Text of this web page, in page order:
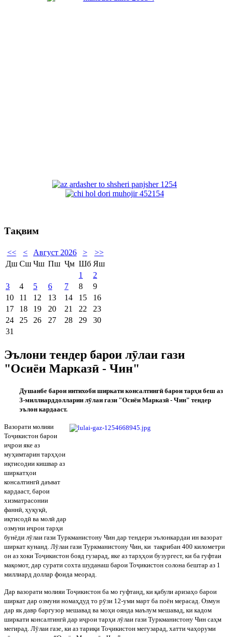
Тақвим
<< < Август 2026 >
>>
Дш Сш Чш Пш Ҷм Шб Яш
1
2
3
4 5 6 7 8
9
10
11 12 13 14 15
16
17
18 19 20 21 22
23
24
25 26 27 28 29
30
31
Эълони тендер барои лӯлаи гази
"Осиёи Марказӣ - Чин"
Душанбе барои интихоби ширкати консалтингӣ барои тарҳи беш аз
3-миллиарддолларии лӯлаи гази "Осиёи Марказӣ - Чин" тендер
эълон кардааст.
Вазорати молияи
Тоҷикистон барои
иҷрои яке аз
муҳимтарин тарҳҳои
иқтисодии кишвар аз
ширкатҳои
консалтингӣ даъват
кардааст, барои
хизматрасонии
фаннӣ ҳуқуқӣ
иқтисодӣ ва молӣ дар
озмуни иҷрои тарҳи
бунёди лӯлаи гази Туркманистону Чин дар тендери эълонкардаи ин вазорат
ширкат кунанд. Лӯлаи гази Туркманистону Чин, ки тақрибан 400 километри
он аз хоки Тоҷикистон бояд гузарад, яке аз тарҳҳои бузургест, ки ба гуфтаи
мақомот, дар сурати сохта шуданаш барои Тоҷикистон солона бештар аз 1
миллиард доллар фоида меорад.
Дар вазорати молияи Тоҷикистон ба мо гуфтанд, ки қабули аризаҳо барои
ширкат дар озмуни номаҳдуд то рӯзи 12-уми март ба поён мерасад. Озмун
дар як давр баргузор мешавад ва моҳи оянда маълум мешавад, ки кадом
ширкати консалтингӣ дар иҷрои тарҳи лӯлаи гази Туркманистону Чин саҳм
мегирад. Лӯлаи газе, ки аз тариқи Тоҷикистон мегузарад, хатти чаҳоруми